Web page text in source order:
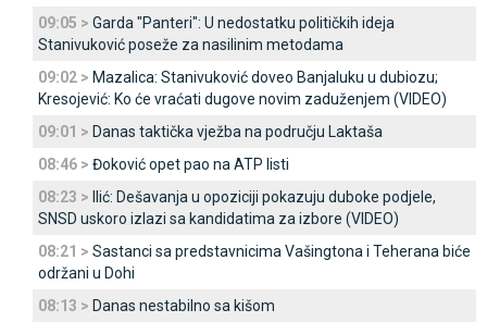
09:05 > Garda "Panteri": U nedostatku političkih ideja
Stanivuković poseže za nasilinim metodama
09:02 > Mazalica: Stanivuković doveo Banjaluku u dubiozu;
Kresojević: Ko će vraćati dugove novim zaduženjem (VIDEO)
09:01 > Danas taktička vježba na području Laktaša
08:46 > Đoković opet pao na ATP listi
08:23 >
Ilić: Dešavanja u opoziciji pokazuju duboke podjele,
SNSD uskoro izlazi sa kandidatima za izbore (VIDEO)
08:21 > Sastanci sa predstavnicima Vašingtona i Teherana biće
održani u Dohi
08:13 > Danas nestabilno sa kišom